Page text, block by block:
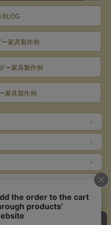
ール合板
然ワックス）
) / 完成品
BLOG
家具製作例
ー家具製作例
家具製作例